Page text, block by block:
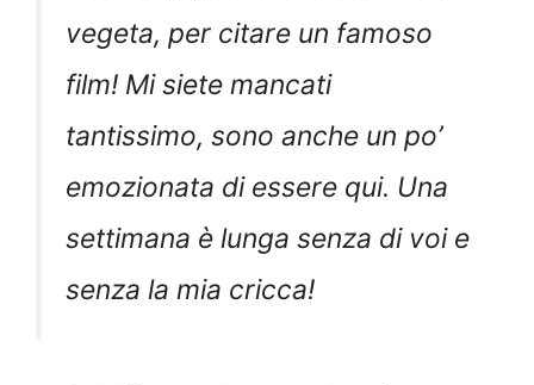
vegeta, per citare un famoso
film! Mi siete mancati
tantissimo, sono anche un po’
emozionata di essere qui. Una
settimana è lunga senza di voi e
senza la mia cricca!